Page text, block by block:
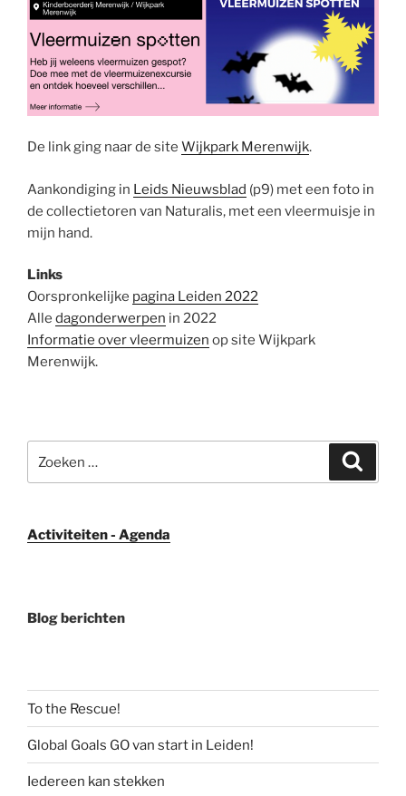
De link ging naar de site Wijkpark Merenwijk.
Aankondiging in Leids Nieuwsblad (p9) met een foto in
de collectietoren van Naturalis, met een vleermuisje in
mijn hand.
Links
Oorspronkelijke pagina Leiden 2022
Alle dagonderwerpen in 2022
Informatie over vleermuizen op site Wijkpark
Merenwijk.
naar:
Activiteiten - Agenda
Blog berichten
To the Rescue!
Global Goals GO van start in Leiden!
Iedereen kan stekken